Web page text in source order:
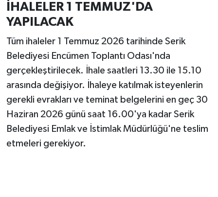
İHALELER 1 TEMMUZ'DA
YAPILACAK
Tüm ihaleler 1 Temmuz 2026 tarihinde Serik
Belediyesi Encümen Toplantı Odası'nda
gerçekleştirilecek. İhale saatleri 13.30 ile 15.10
arasında değişiyor. İhaleye katılmak isteyenlerin
gerekli evrakları ve teminat belgelerini en geç 30
Haziran 2026 günü saat 16.00'ya kadar Serik
Belediyesi Emlak ve İstimlak Müdürlüğü'ne teslim
etmeleri gerekiyor.